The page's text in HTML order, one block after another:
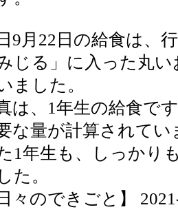
9月22日の給食は、
じる」に入った丸
ました。
は、1年生の給食で
な量が計算されて
1年生も、しっかり
た。
日々のできごと】